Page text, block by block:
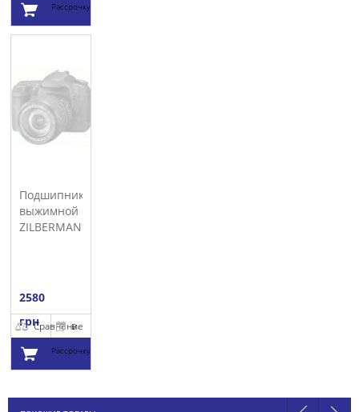
Рассрочку
корзину
Подшипник
выжимной
ZILBERMANN
2580
грнСравнение
В
Рассрочку